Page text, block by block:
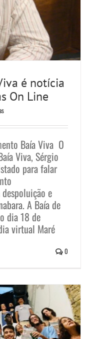
é notícia
On Line
Baía Viva O
Viva, Sérgio
para falar
e
A Baía de
dia 18 de
virtual Maré
0